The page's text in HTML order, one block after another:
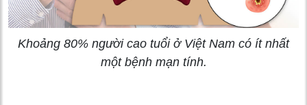
Khoảng 80% người cao tuổi ở Việt Nam có ít nhất
một bệnh mạn tính.